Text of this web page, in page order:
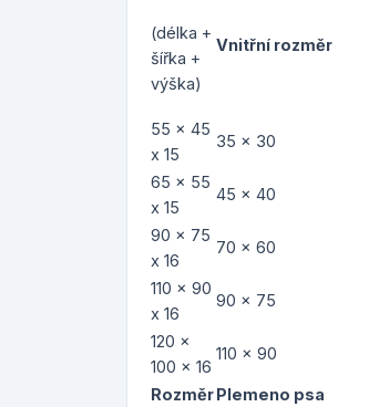
(délka +
šířka +
výška)
Vnitřní rozměr
55 x 45
x 15
35 x 30
65 x 55
x 15
45 x 40
90 x 75
x 16
70 x 60
110 x 90
x 16
90 x 75
120 x
100 x 16
110 x 90
RozměrPlemeno psa